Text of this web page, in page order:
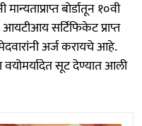
बोर्डातून १०वी
सर्टिफिकेट प्राप्त
अर्ज करायचे आहे.
वयोमर्यादेत सूट देण्यात आली